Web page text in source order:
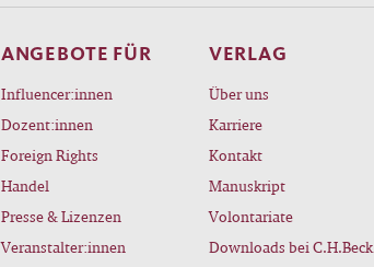
ANGEBOTE FÜR
Influencer:innen
Dozent:innen
Foreign Rights
Handel
Presse & Lizenzen
Veranstalter:innen
VERLAG
Über uns
Karriere
Kontakt
Manuskript
Volontariate
Downloads bei C.H.Beck